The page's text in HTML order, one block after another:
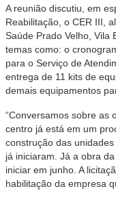
A reunião discutiu, em
Reabilitação, o CER III,
Saúde Prado Velho, Vila
temas como: o
para o Serviço de
entrega de 11 kits de
demais equipamentos
“Conversamos sobre as
centro já está em um
construção das
já iniciaram. Já a obra
iniciar em junho. A
habilitação da empresa